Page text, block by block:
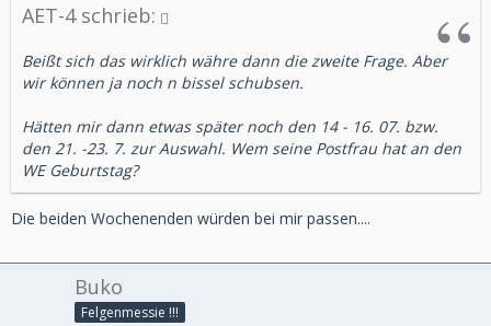
AET-4 schrieb:
Beißt sich das wirklich währe dann die zweite Frage. Aber
wir können ja noch n bissel schubsen.
Hätten mir dann etwas später noch den 14 - 16. 07. bzw.
den 21. -23. 7. zur Auswahl. Wem seine Postfrau hat an den
WE Geburtstag?
Die beiden Wochenenden würden bei mir passen....
Buko
Felgenmessie !!!